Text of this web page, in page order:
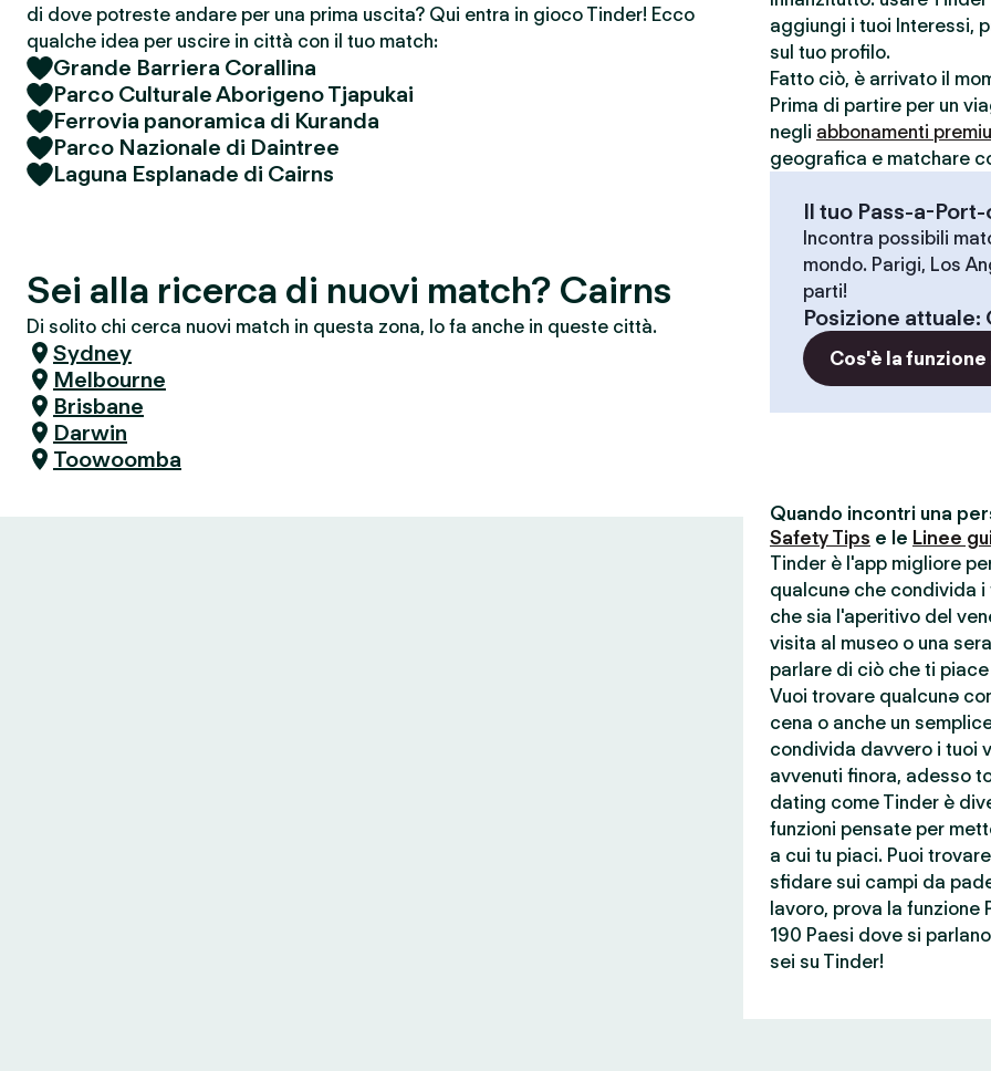
di dove potreste andare per una prima uscita? Qui entra in gioco Tinder! Ecco
qualche idea per uscire in città con il tuo match:
Grande Barriera Corallina
Parco Culturale Aborigeno Tjapukai
Ferrovia panoramica di Kuranda
Parco Nazionale di Daintree
Laguna Esplanade di Cairns
Sei alla ricerca di nuovi match? Cairns
Di solito chi cerca nuovi match in questa zona, lo fa anche in queste città.
Sydney
Melbourne
Brisbane
Darwin
Toowoomba
aggiungi i tuoi Interessi,
sul tuo profilo.
Fatto ciò, è arrivato il
Prima di partire per un
negli abbonamenti
geografica e matchare
Il tuo Pass-a-
Incontra possibili
mondo. Parigi, Los
parti!
Posizione attuale:
Cos'è la
Quando incontri una
Safety Tips e le Linee
Tinder è l'app migliore
qualcunə che condivida
che sia l'aperitivo del
visita al museo o una
parlare di ciò che ti
Vuoi trovare qualcunə
cena o anche un
condivida davvero i tuoi
avvenuti finora, adesso
dating come Tinder è
funzioni pensate per
a cui tu piaci. Puoi
sfidare sui campi da
lavoro, prova la
190 Paesi dove si
sei su Tinder!